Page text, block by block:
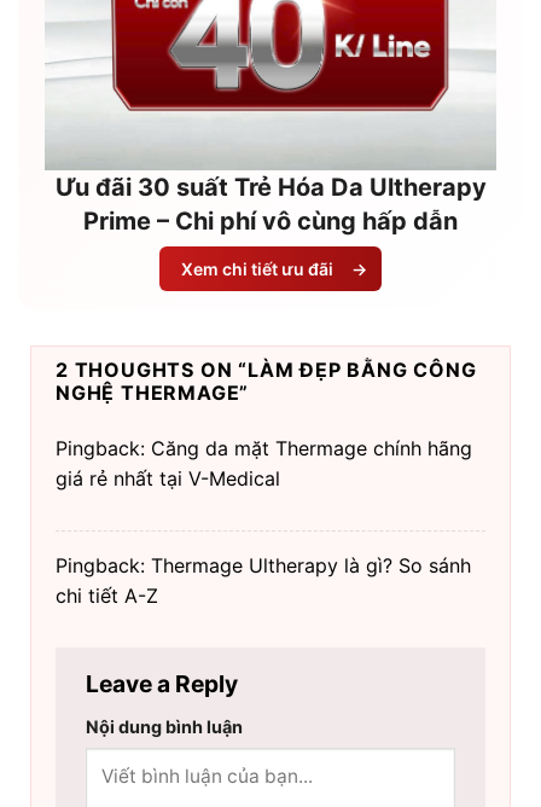
Ưu đãi 30 suất Trẻ Hóa Da Ultherapy
Prime – Chi phí vô cùng hấp dẫn
Xem chi tiết ưu đãi →
2 THOUGHTS ON “LÀM ĐẸP BẰNG CÔNG
NGHỆ THERMAGE”
Pingback: Căng da mặt Thermage chính hãng
giá rẻ nhất tại V-Medical
Pingback: Thermage Ultherapy là gì? So sánh
chi tiết A-Z
Leave a Reply
Nội dung bình luận